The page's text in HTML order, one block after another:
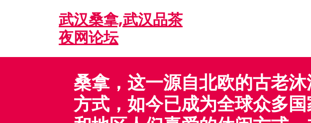
武汉桑拿,武汉品茶
夜网论坛
桑拿，这一源自北欧的古老
方式，如今已成为全球众多